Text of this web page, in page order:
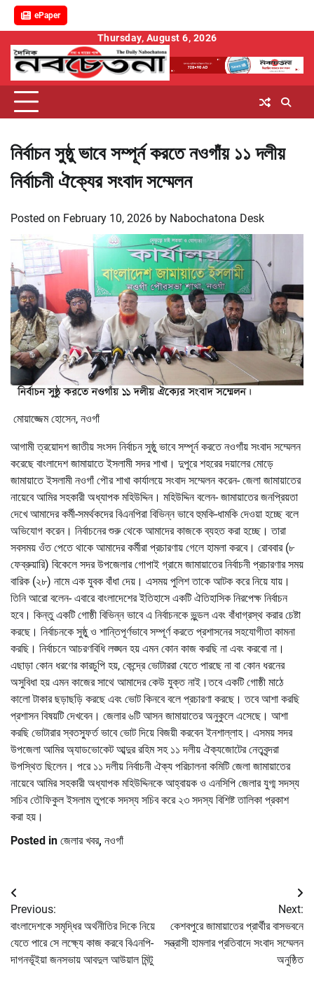
ePaper
content
Thursday, August 6, 2026
নির্বাচন সুষ্ঠু ভাবে সম্পূর্ন করতে নওগাঁয় ১১ দলীয়
নির্বাচনী ঐক্যের সংবাদ সম্মেলন
Posted on February 10, 2026 by Nabochatona Desk
মোয়াজ্জেম হোসেন, নওগাঁ
আগামী ত্রয়োদশ জাতীয় সংসদ নির্বাচন সুষ্ঠু ভাবে সম্পূর্ন করতে নওগাঁয় সংবাদ সম্মেলন
করেছে বাংলাদেশ জামায়াতে ইসলামী সদর শাখা। দুপুরে শহরের দয়ালের মোড়ে
জামায়াতে ইসলামী নওগাঁ পৌর শাখা কার্যালয়ে সংবাদ সম্মেলন করেন- জেলা জামায়াতের
নায়েবে আমির সহকারী অধ্যাপক মহিউদ্দিন। মহিউদ্দিন বলেন- জামায়াতের জনপ্রিয়তা
দেখে আমাদের কর্মী-সমর্থকদের বিএনপিরা বিভিন্ন ভাবে হুমকি-ধামকি দেওয়া হচ্ছে বলে
অভিযোগ করেন। নির্বাচনের শুরু থেকে আমাদের কাজকে ব্যহত করা হচ্ছে। তারা
সবসময় ওঁত পেতে থাকে আমাদের কর্মীরা প্রচারণায় গেলে হামলা করবে। রোববার (৮
ফেব্রুয়ারি) বিকেলে সদর উপজেলার গোপাই গ্রামে জামায়াতের নির্বাচনী প্রচারণার সময়
বারিক (২৮) নামে এক যুবক বাঁধা দেয়। এসময় পুলিশ তাকে আটক করে নিয়ে যায়।
তিনি আরো বলেন- এবারে বাংলাদেশের ইতিহাসে একটি ঐতিহাসিক নিরপেক্ষ নির্বাচন
হবে। কিন্তু একটি গোষ্ঠী বিভিন্ন ভাবে এ নির্বাচনকে ভুন্ডল এবং বাঁধাগ্রস্থ করার চেষ্টা
করছে। নির্বাচনকে সুষ্ঠু ও শান্তিপূর্ণভাবে সম্পূর্ণ করতে প্রশাসনের সহযোগীতা কামনা
করছি। নির্বাচনে আচরণবিধি লঙ্ঘন হয় এমন কোন কাজ করছি না এবং করবো না।
এছাড়া কোন ধরণের কারচুপি হয়, কেন্দ্রে ভোটাররা যেতে পারছে না বা কোন ধরনের
অসুবিধা হয় এমন কাজের সাথে আমাদের কেউ যুক্ত নাই।তবে একটি গোষ্ঠী মাঠে
কালো টাকার ছড়াছড়ি করছে এবং ভোট কিনবে বলে প্রচারণা করছে। তবে আশা করছি
প্রশাসন বিষয়টি দেখবেন। জেলার ৬টি আসন জামায়াতের অনুকুলে এসেছে। আশা
করছি ভোটারার স্বতস্ফুর্ত ভাবে ভোট দিয়ে বিজয়ী করবেন ইনশাল্লাহ। এসময় সদর
উপজেলা আমির অ্যাডভোকেট আব্দুর রহিম সহ ১১ দলীয় ঐক্যজোটের নেতৃবৃন্দরা
উপস্থিত ছিলেন। পরে ১১ দলীয় নির্বাচনী ঐক্য পরিচালনা কমিটি জেলা জামায়াতের
নায়েবে আমির সহকারী অধ্যাপক মহিউদ্দিনকে আহ্বায়ক ও এনসিপি জেলার যুগ্ম সদস্য
সচিব তৌফিকুল ইসলাম তুপকে সদস্য সচিব করে ২৩ সদস্য বিশিষ্ট তালিকা প্রকাশ
করা হয়।
Posted in জেলার খবর, নওগাঁ
Post
navigation
Previous:
বাংলাদেশকে সমৃদ্ধির অর্থনীতির দিকে নিয়ে
যেতে পারে সে লক্ষ্যে কাজ করবে বিএনপি-
দাগনভূঁইয়া জনসভায় আবদুল আউয়াল মিন্টু
Next:
কেশবপুরে জামায়াতের প্রার্থীর বাসভবনে
সন্ত্রাসী হামলার প্রতিবাদে সংবাদ সম্মেলন
অনুষ্ঠিত